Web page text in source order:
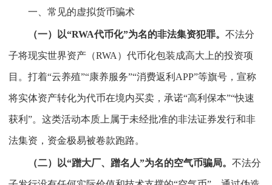
一、常见的虚拟货币骗术
（一）以“RWA代币化”为名的非法集资犯罪。 不法分
子将现实世界资产（RWA）代币化包装成高大上的投资项
目。打着“云养殖”“康养服务”“消费返利APP”等旗号，宣称
将实体资产转化为代币在境内买卖，承诺“高利保本”“快速
获利”。这类活动本质上属于未经批准的非法证券发行和非
法集资，资金极易被卷款跑路。
（二）以“蹭大厂、蹭名人”为名的空气币骗局。 不法分